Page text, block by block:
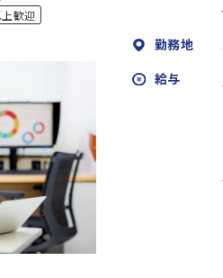
歓迎
勤務地
給与